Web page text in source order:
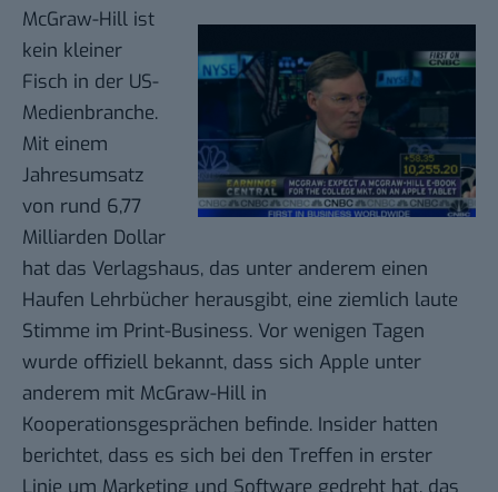
McGraw-Hill ist
kein kleiner
Fisch in der US-
Medienbranche.
Mit einem
Jahresumsatz
von rund 6,77
Milliarden Dollar
hat das Verlagshaus, das unter anderem einen
Haufen Lehrbücher herausgibt, eine ziemlich laute
Stimme im Print-Business. Vor wenigen Tagen
wurde offiziell bekannt, dass sich Apple unter
anderem mit McGraw-Hill in
Kooperationsgesprächen befinde. Insider hatten
berichtet, dass es sich bei den Treffen in erster